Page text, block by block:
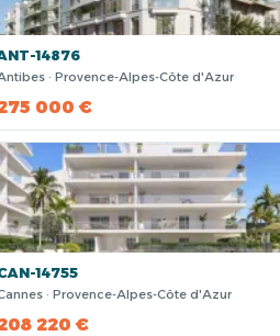
14876
· Provence-Alpes-Côte d'Azur
000 €
14755
· Provence-Alpes-Côte d'Azur
220 €